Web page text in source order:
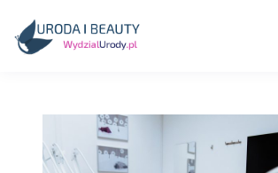
content